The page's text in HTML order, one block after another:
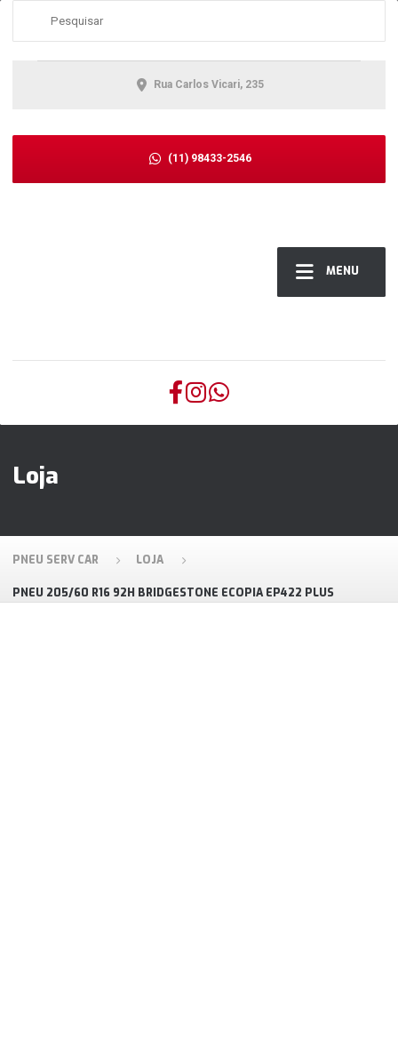
MENU
Rua Carlos Vicari, 235
(11) 98433-2546
Loja
PNEU SERV CAR LOJA
PNEU 205/60 R16 92H BRIDGESTONE ECOPIA EP422 PLUS